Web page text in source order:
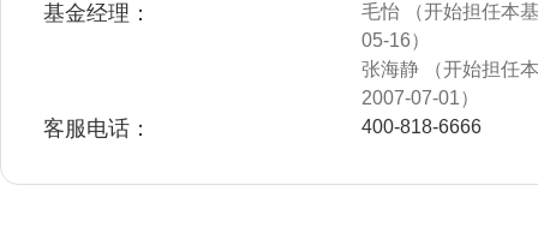
基金经理：
毛怡 （开始担任本
05-16）
张海静 （开始担任
2007-07-01）
客服电话： 400-818-6666